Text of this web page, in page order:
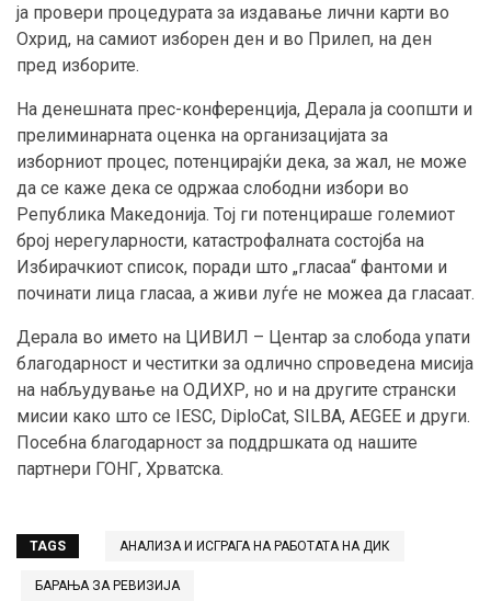
ја провери процедурата за издавање лични карти во
Охрид, на самиот изборен ден и во Прилеп, на ден
пред изборите.
На денешната прес-конференција, Дерала ја соопшти и
прелиминарната оценка на организацијата за
изборниот процес, потенцирајќи дека, за жал, не може
да се каже дека се одржаа слободни избори во
Република Македонија. Тој ги потенцираше големиот
број нерегуларности, катастрофалната состојба на
Избирачкиот список, поради што „гласаа“ фантоми и
починати лица гласаа, а живи луѓе не можеа да гласаат.
Дерала во името на ЦИВИЛ – Центар за слобода упати
благодарност и честитки за одлично спроведена мисија
на набљудување на ОДИХР, но и на другите странски
мисии како што се IESC, DiploCat, SILBA, AEGEE и други.
Посебна благодарност за поддршката од нашите
партнери ГОНГ, Хрватска.
TAGS АНАЛИЗА И ИСГРАГА НА РАБОТАТА НА ДИК
БАРАЊА ЗА РЕВИЗИЈА